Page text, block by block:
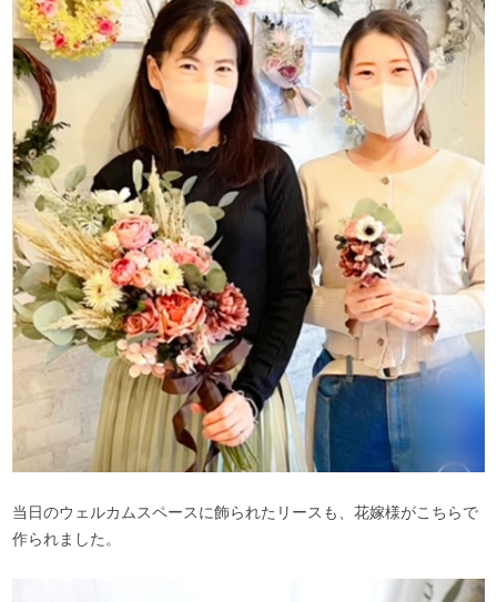
当日のウェルカムスペースに飾られたリースも、花嫁様がこちらで
作られました。